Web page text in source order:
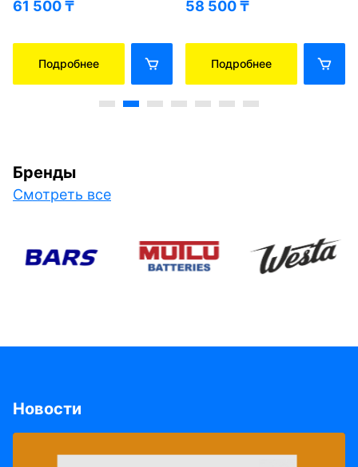
61 500₸
Подробнее
58 500₸
Подробнее
Бренды
Смотреть все
Новости